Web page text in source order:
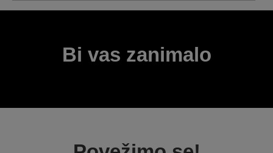
Bi vas zanimalo